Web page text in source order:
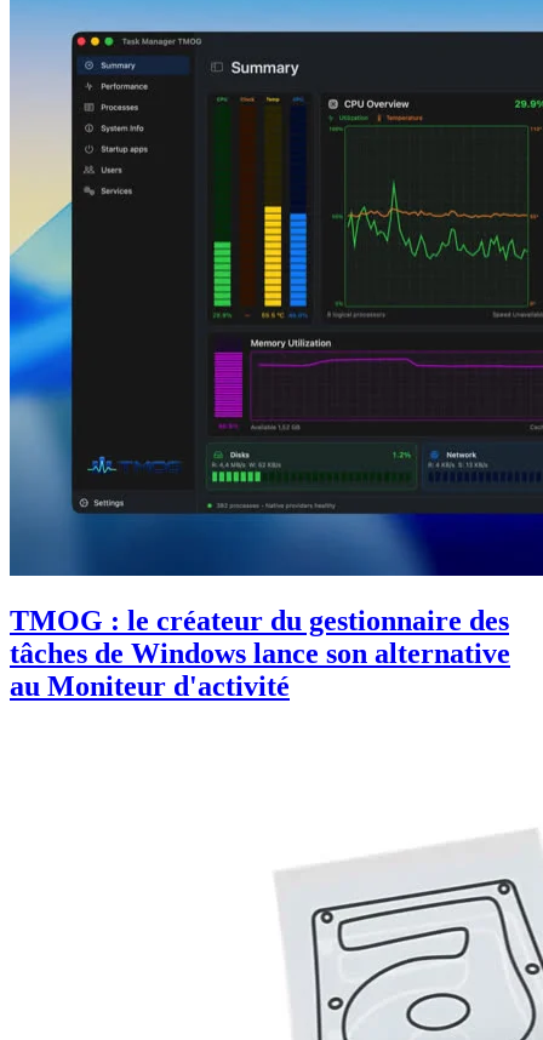
TMOG : le créateur du gestionnaire des
tâches de Windows lance son alternative
au Moniteur d'activité